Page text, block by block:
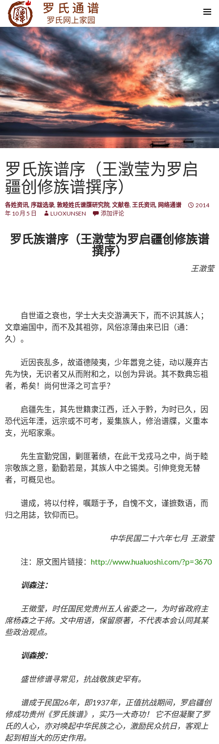
SKIP TO CONTENT
罗氏族谱序（王澂莹为罗启
疆创修族谱撰序）
各姓资讯, 序跋选录, 敦睦姓氏谱牒研究院, 文献卷, 王氏资讯, 网络通谱
2014
年 10 月 5 日
LUOXUNSEN 添加评论
罗氏族谱序（王澂莹为罗启疆创修族谱
撰序）
王澂莹
自世道之衰也，学士大夫交游满天下，而不识其族人；
文章遍国中，而不及其祖弥，风俗凉薄由来已旧（通：
久）。
近因丧乱多，故道德陵夷，少年嚣竞之徒，动以蔑弃古
先为快，无识者又从而附和之，以创为异说。其不数典忘祖
者，希矣！尚何世泽之可言乎？
启疆先生，其先世籍隶江西，迁入于黔，为时已久，因
恐代远年湮，远宗或不可考，爰集族人，修治谱牒，义重本
支，光昭家乘。
先生宣勤党国，剿匪著绩，在此干戈戎马之中，尚于睦
宗敬族之意，勤勤若是，其族人中之锡类。引伸竞竞无替
者，可概见也。
谱成，将以付梓，嘱题于予，自愧不文，谨摭数语，而
归之用誌，钦仰而已。
中华民国二十六年七月 王澂莹
注：原文图片链接： http://www.hualuoshi.com/?p=3670
训森注：
王徵莹，时任国民党贵州五人省委之一，为时省政府主
席杨森之干将。文中用语，保留原著，不代表本会认同其某
些政治观点。
训森按：
盛世修谱寻常见，抗战敬族史罕有。
谱成于民国26年，即1937年，正值抗战期间，罗启疆创
修成功贵州《罗氏族谱》，实乃一大奇功！
它不但凝聚了罗
氏的人心，亦对唤起中华民族之心，激励民众抗日，客观上
起到相当大的历史作用。